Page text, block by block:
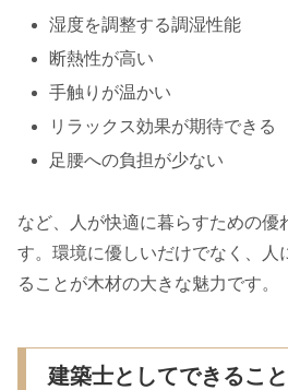
湿度を調整する調湿性能
断熱性が高い
手触りが温かい
リラックス効果が期待できる
足腰への負担が少ない
など、人が快適に暮らすための優
す。環境に優しいだけでなく、人
ることが木材の大きな魅力です。
建築士としてできること